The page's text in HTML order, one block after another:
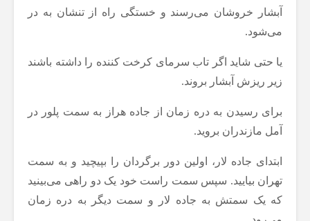
آبشار خروشان می‌‎رسند و خستگی راه از تنشان به در
می‌شود.
یا حتی شاید اگر تاب سرمای کرخت کننده را داشته باشند
زیر ریزش آبشار بروند.
برای رسیدن به دره زمان از جاده‌ هراز به سمت پلور در
آمل مازندران بروید.
ابتدای جاده لار، اولین دور برگردان را بپیچید و به سمت
تهران بیایید. سپس سمت راست خود یک دو راهی می‌بینید
که یک سمتش به جاده لار و سمت دیگر به دره زمان